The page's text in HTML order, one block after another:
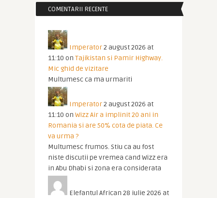
COMENTARII RECENTE
Imperator2 august 2026 at
11:10 on Tajikistan si Pamir Highway.
Mic ghid de vizitare
Multumesc ca ma urmariti
Imperator2 august 2026 at
11:10 on Wizz Air a implinit 20 ani in
Romania si are 50% cota de piata. Ce
va urma ?
Multumesc frumos. Stiu ca au fost
niste discutii pe vremea cand Wizz era
in Abu Dhabi si zona era considerata
Elefantul African 28 iulie 2026 at